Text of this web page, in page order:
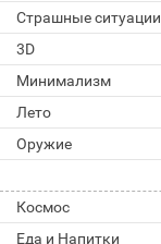
Страшные ситуации
3D
Минимализм
Лето
Оружие
Космос
Еда и Напитки